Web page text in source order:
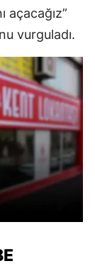
açacağız”
vurguladı.